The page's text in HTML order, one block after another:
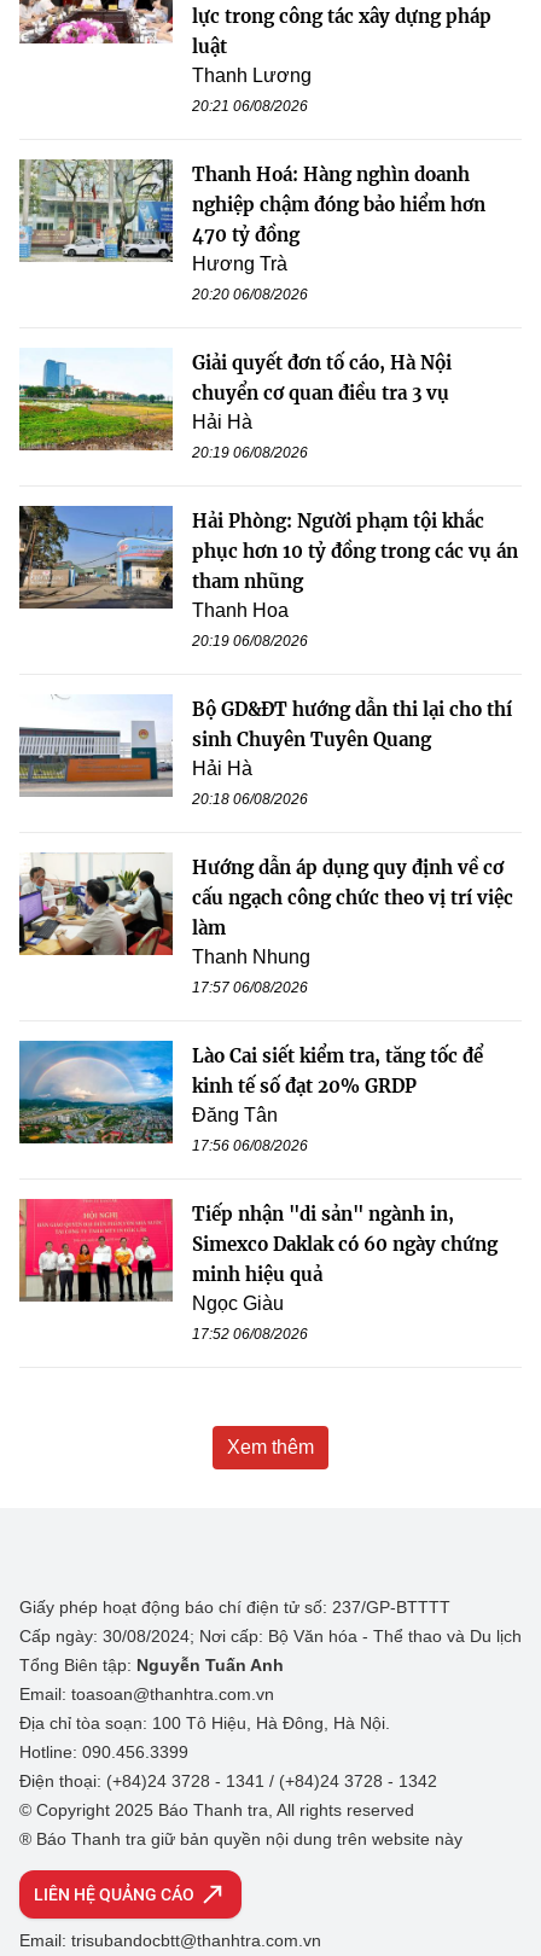
lực trong công tác xây dựng pháp
luật
Thanh Lương
20:21 06/08/2026
Thanh Hoá: Hàng nghìn doanh
nghiệp chậm đóng bảo hiểm hơn
470 tỷ đồng
Hương Trà
20:20 06/08/2026
Giải quyết đơn tố cáo, Hà Nội
chuyển cơ quan điều tra 3 vụ
Hải Hà
20:19 06/08/2026
Hải Phòng: Người phạm tội khắc
phục hơn 10 tỷ đồng trong các vụ án
tham nhũng
Thanh Hoa
20:19 06/08/2026
Bộ GD&ĐT hướng dẫn thi lại cho thí
sinh Chuyên Tuyên Quang
Hải Hà
20:18 06/08/2026
Hướng dẫn áp dụng quy định về cơ
cấu ngạch công chức theo vị trí việc
làm
Thanh Nhung
17:57 06/08/2026
Lào Cai siết kiểm tra, tăng tốc để
kinh tế số đạt 20% GRDP
Đăng Tân
17:56 06/08/2026
Tiếp nhận "di sản" ngành in,
Simexco Daklak có 60 ngày chứng
minh hiệu quả
Ngọc Giàu
17:52 06/08/2026
Xem thêm
Giấy phép hoạt động báo chí điện tử số: 237/GP-BTTTT
Cấp ngày: 30/08/2024; Nơi cấp: Bộ Văn hóa - Thể thao và Du lịch
Tổng Biên tập: Nguyễn Tuấn Anh
Email: toasoan@thanhtra.com.vn
Địa chỉ tòa soạn: 100 Tô Hiệu, Hà Đông, Hà Nội.
Hotline: 090.456.3399
Điện thoại: (+84)24 3728 - 1341 / (+84)24 3728 - 1342
© Copyright 2025 Báo Thanh tra, All rights reserved
® Báo Thanh tra giữ bản quyền nội dung trên website này
LIÊN HỆ QUẢNG CÁO
Email: trisubandocbtt@thanhtra.com.vn